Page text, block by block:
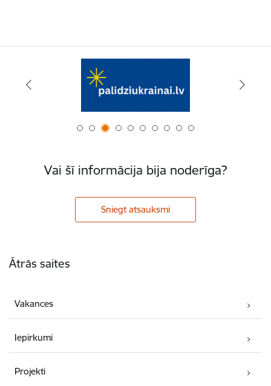
Vai šī informācija bija noderīga?
Sniegt atsauksmi
Ātrās saites
Vakances
Iepirkumi
Projekti